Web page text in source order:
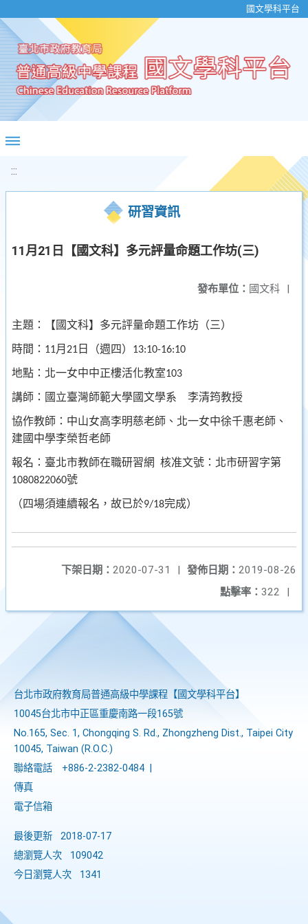
國文學科平台
:::
研習資訊
11月21日【國文科】多元評量命題工作坊(三)
發布單位： 國文科 |
主題：【國文科】多元評量命題工作坊（三）
時間： 11月 21 日（週四） 13:10-16:10
地點：北一女中中正樓活化教室103
講師：國立臺灣師範大學國文學系 李清筠教授
協作教師：中山女高李明慈老師、北一女中徐千惠老師、
建國中學李榮哲老師
報名：臺北市教師在職研習網 核准文號：北市研習字第
1080822060號
（四場須連續報名，故已於9/18完成）
發佈日期： 2019-08-26
下架日期： 2020-07-31
|
點擊率： 322 |
台北市政府教育局普通高級中學課程​【​國文學科平台】
10045台北市中正區重慶南路一段165號
No.165, Sec. 1, Chongqing S. Rd., Zhongzheng Dist., Taipei City
10045, Taiwan (R.O.C.)
聯絡電話
+886-2-2382-0484
傳真
電子信箱
最後更新
2018-07-17
總瀏覽人次
109042
今日瀏覽人次
1341